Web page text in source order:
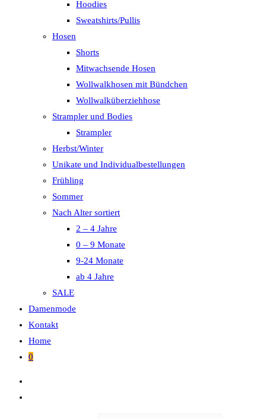
Hoodies
Sweatshirts/Pullis
Hosen
Shorts
Mitwachsende Hosen
Wollwalkhosen mit Bündchen
Wollwalküberziehhose
Strampler und Bodies
Strampler
Herbst/Winter
Unikate und Individualbestellungen
Frühling
Sommer
Nach Alter sortiert
2 – 4 Jahre
0 – 9 Monate
9-24 Monate
ab 4 Jahre
SALE
Damenmode
Kontakt
Home
0